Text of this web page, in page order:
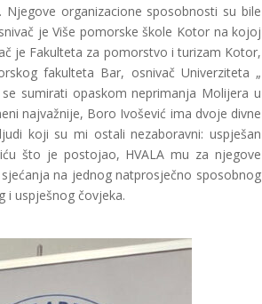
organizacione sposobnosti su bile
je Više pomorske škole Kotor na kojoj
je Fakulteta za pomorstvo i turizam Kotor,
fakulteta Bar, osnivač Univerziteta „
sumirati opaskom neprimanja Molijera u
najvažnije, Boro Ivošević ima dvoje divne
koji su mi ostali nezaboravni: uspješan
što je postojao, HVALA mu za njegove
na jednog natprosječno sposobnog
i uspješnog čovjeka.